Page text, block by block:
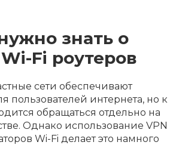
знать о
Fi роутеров
сети обеспечивают
пользователей интернета, но к
обращаться отдельно на
Однако использование VPN
Wi-Fi делает это намного